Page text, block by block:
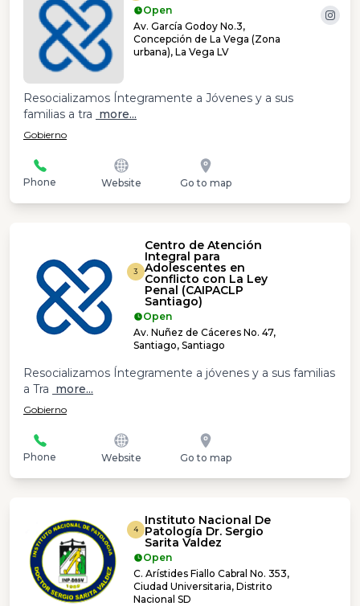
Open
Av. García Godoy No.3,
Concepción de La Vega (Zona
urbana), La Vega LV
Resocializamos Íntegramente a Jóvenes y a sus
familias a tra more...
Gobierno
Phone Website Go to map
3
Centro de Atención
Integral para
Adolescentes en
Conflicto con La Ley
Penal (CAIPACLP
Santiago)
Open
Av. Nuñez de Cáceres No. 47,
Santiago, Santiago
Resocializamos Íntegramente a jóvenes y a sus familias
a Tra more...
Gobierno
Phone Website Go to map
4
Instituto Nacional De
Patología Dr. Sergio
Sarita Valdez
Open
C. Arístides Fiallo Cabral No. 353,
Ciudad Universitaria, Distrito
Nacional SD